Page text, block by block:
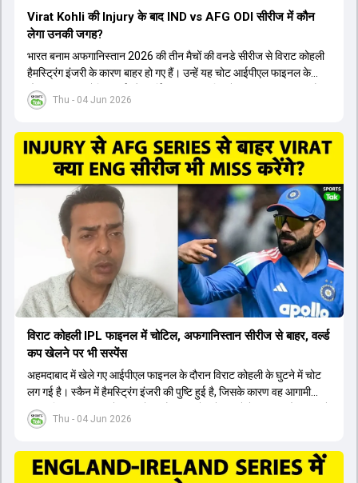
Thu - 04 Jun 2026
Virat Kohli की Injury के बाद IND vs AFG ODI सीरीज में कौन
लेगा उनकी जगह?
भारत बनाम अफगानिस्तान 2026 की तीन मैचों की वनडे सीरीज से विराट कोहली
हैमस्ट्रिंग इंजरी के कारण बाहर हो गए हैं। उन्हें यह चोट आईपीएल फाइनल के
दौरान लगी थी। रोहित शर्मा और हार्दिक पांड्या की फिटनेस पर भी अभी सवाल हैं,
इसलिए नंबर तीन पर कोहली की जगह एक मजबूत विकल्प खोजना जरूरी है। इस
रुतुराज गायकवाड़ 58.8 की लिस्ट ए औसत के साथ एक मजबूत विकल्प हैं। संजू
सैमसन भी बड़े दावेदार हैं, जिनका वनडे क्रिकेट में 56 से ज्यादा का औसत है।
यशस्वी जायसवाल को भी मौका मिल सकता है, हालांकि उनके बैटिंग ऑर्डर पर
विचार करना होगा। इसके अलावा 82 से ज्यादा की लिस्ट ए औसत वाले देवदत्त
पडिक्कल भी एक शानदार विकल्प हो सकते हैं। टीम मैनेजमेंट स्क्वाड में पहले से
मौजूद ईशान किशन को भी नंबर तीन पर खिलाने का फैसला कर सकती है।
Thu - 04 Jun 2026
विराट कोहली IPL फाइनल में चोटिल, अफगानिस्तान सीरीज से बाहर, वर्ल्ड
कप खेलने पर भी सस्पेंस
अहमदाबाद में खेले गए आईपीएल फाइनल के दौरान विराट कोहली के घुटने में चोट
लग गई है। स्कैन में हैमस्ट्रिंग इंजरी की पुष्टि हुई है, जिसके कारण वह आगामी
अफगानिस्तान सीरीज से बाहर हो गए हैं। इस चोट से उबरने में सामान्य तौर पर 4 से
12 हफ्ते का समय लग सकता है, और अगर सर्जरी की जरूरत पड़ी तो 3 से 5 महीने
सेंटर ऑफ एक्सीलेंस जाएंगे। इस गंभीर चोट के कारण 14 जुलाई से शुरू होने वाले
इंग्लैंड दौरे और आगामी वर्ल्ड कप में उनके खेलने पर सस्पेंस बन गया है। दूसरी